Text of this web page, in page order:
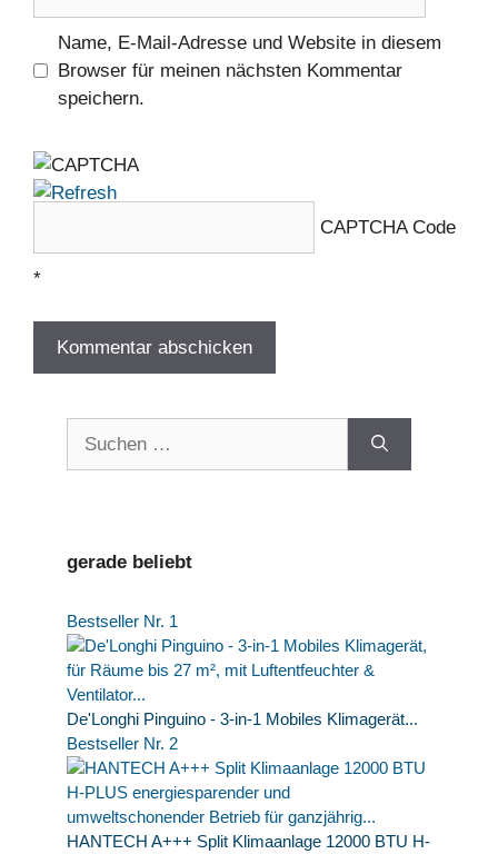
Name, E-Mail-Adresse und Website in diesem
Browser für meinen nächsten Kommentar
speichern.
CAPTCHA Code
*
nach:
gerade beliebt
Bestseller Nr. 1
De'Longhi Pinguino - 3-in-1 Mobiles Klimagerät...
Bestseller Nr. 2
HANTECH A+++ Split Klimaanlage 12000 BTU H-